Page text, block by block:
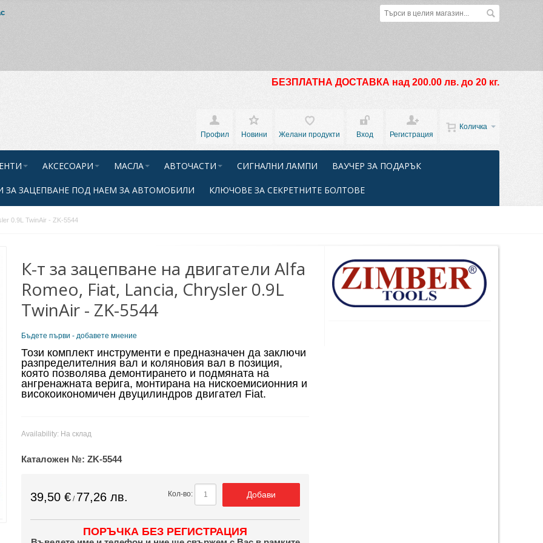
БЕЗПЛАТНА ДОСТАВКА над 200.00 лв. до 20 кг.
Количка
Профил
Новини Желани продукти Вход Регистрация
АКСЕСОАРИ МАСЛА АВТОЧАСТИ СИГНАЛНИ ЛАМПИ ВАУЧЕР ЗА ПОДАРЪК
ЗА ЗАЦЕПВАНЕ ПОД НАЕМ ЗА АВТОМОБИЛИ КЛЮЧОВЕ ЗА СЕКРЕТНИТЕ БОЛТОВЕ
0.9L TwinAir - ZK-5544
К-т за зацепване на двигатели Alfa
Romeo, Fiat, Lancia, Chrysler 0.9L
TwinAir - ZK-5544
Бъдете първи - добавете мнение
Този комплект инструменти е предназначен да заключи
разпределителния вал и коляновия вал в позиция,
която позволява демонтирането и подмяната на
ангренажната верига, монтирана на нискоемисионния и
високоикономичен двуцилиндров двигател Fiat.
Availability: На склад
Каталожен №:ZK-5544
39,50 € / 77,26 лв. Кол-во: Добави
ПОРЪЧКА БЕЗ РЕГИСТРАЦИЯ